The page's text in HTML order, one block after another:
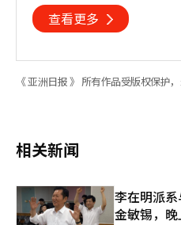
查看更多
《 亚洲日报 》 所有作品受版权保护
相关新闻
李在明派
金敏锡，